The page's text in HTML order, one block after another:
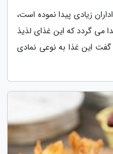
زیادی پیدا نموده است،
می گردد که این غذای لذیذ
این غذا به نوعی نمادی